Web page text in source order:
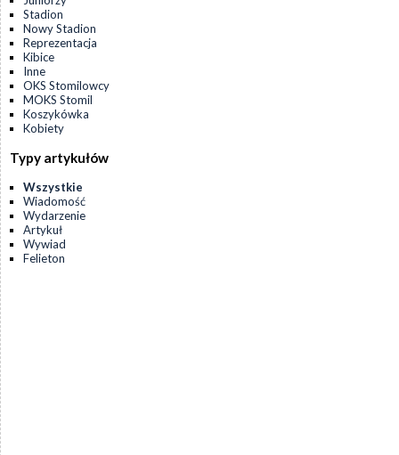
Stadion
Nowy Stadion
Reprezentacja
Kibice
Inne
OKS Stomilowcy
MOKS Stomil
Koszykówka
Kobiety
Typy artykułów
Wszystkie
Wiadomość
Wydarzenie
Artykuł
Wywiad
Felieton